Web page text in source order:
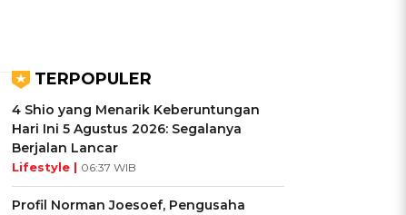
TERPOPULER
4 Shio yang Menarik Keberuntungan
Hari Ini 5 Agustus 2026: Segalanya
Berjalan Lancar
Lifestyle | 06:37 WIB
Profil Norman Joesoef, Pengusaha